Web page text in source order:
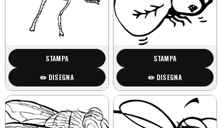
STAMPA
✏️ DISEGNA
STAMPA
✏️ DISEGNA